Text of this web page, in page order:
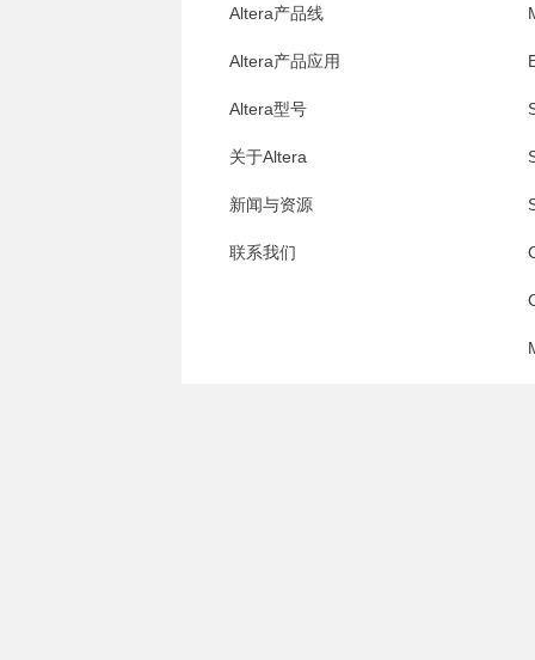
Altera产品线
Altera产品应用
Altera型号
关于Altera
新闻与资源
联系我们